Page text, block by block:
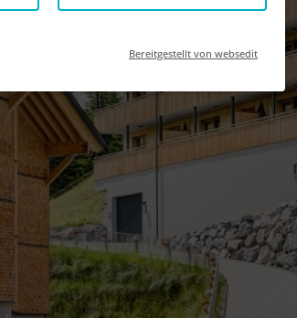
Bereitgestellt von websedit